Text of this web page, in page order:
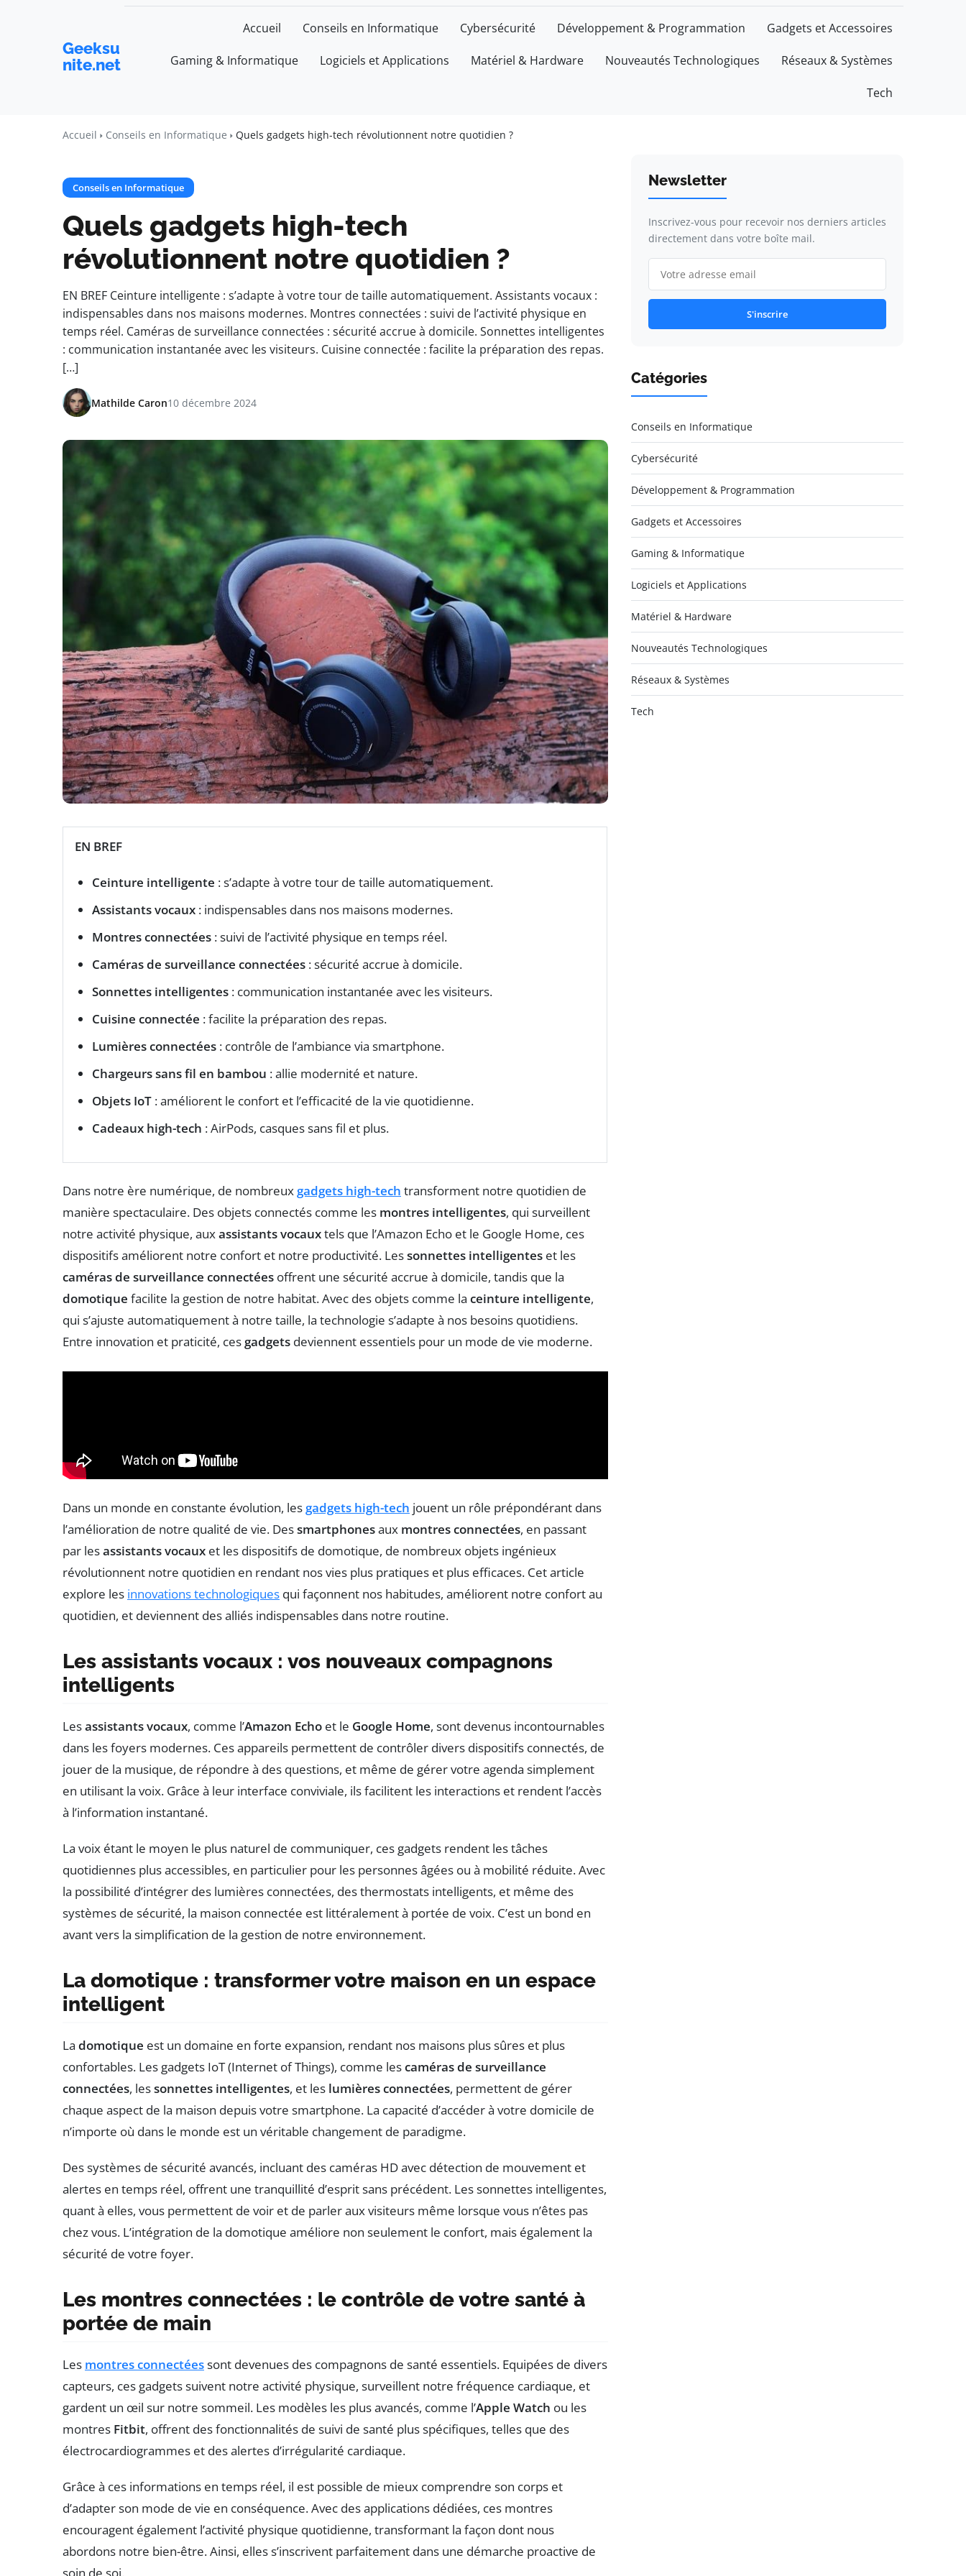
Geeksu
nite.net
Accueil Conseils en Informatique Cybersécurité Développement & Programmation Gadgets et Accessoires
Gaming & Informatique Logiciels et Applications Matériel & Hardware Nouveautés Technologiques Réseaux & Systèmes
Tech
Accueil Conseils en Informatique Quels gadgets high-tech révolutionnent notre quotidien ?
Conseils en Informatique
Quels gadgets high-tech
révolutionnent notre quotidien ?
EN BREF Ceinture intelligente : s’adapte à votre tour de taille automatiquement. Assistants vocaux :
indispensables dans nos maisons modernes. Montres connectées : suivi de l’activité physique en
temps réel. Caméras de surveillance connectées : sécurité accrue à domicile. Sonnettes intelligentes
: communication instantanée avec les visiteurs. Cuisine connectée : facilite la préparation des repas.
[…]
Mathilde Caron10 décembre 2024
EN BREF
Ceinture intelligente : s’adapte à votre tour de taille automatiquement.
Assistants vocaux : indispensables dans nos maisons modernes.
Montres connectées : suivi de l’activité physique en temps réel.
Caméras de surveillance connectées : sécurité accrue à domicile.
Sonnettes intelligentes : communication instantanée avec les visiteurs.
Cuisine connectée : facilite la préparation des repas.
Lumières connectées : contrôle de l’ambiance via smartphone.
Chargeurs sans fil en bambou : allie modernité et nature.
Objets IoT : améliorent le confort et l’efficacité de la vie quotidienne.
Cadeaux high-tech : AirPods, casques sans fil et plus.
Dans notre ère numérique, de nombreux gadgets high-tech transforment notre quotidien de
manière spectaculaire. Des objets connectés comme les montres intelligentes, qui surveillent
notre activité physique, auxassistants vocauxtels que l’Amazon Echo et le Google Home, ces
dispositifs améliorent notre confort et notre productivité. Lessonnettes intelligentes et les
caméras de surveillance connectées offrent une sécurité accrue à domicile, tandis que la
domotique facilite la gestion de notre habitat. Avec des objets comme la ceinture intelligente,
qui s’ajuste automatiquement à notre taille, la technologie s’adapte à nos besoins quotidiens.
Entre innovation et praticité, ces gadgets deviennent essentiels pour un mode de vie moderne.
Dans un monde en constante évolution, les gadgets high-tech jouent un rôle prépondérant dans
l’amélioration de notre qualité de vie. Dessmartphonesaux montres connectées, en passant
par lesassistants vocaux et les dispositifs de domotique, de nombreux objets ingénieux
révolutionnent notre quotidien en rendant nos vies plus pratiques et plus efficaces. Cet article
explore les innovations technologiques qui façonnent nos habitudes, améliorent notre confort au
quotidien, et deviennent des alliés indispensables dans notre routine.
Les assistants vocaux : vos nouveaux compagnons
intelligents
Lesassistants vocaux, comme l’Amazon Echo et le Google Home, sont devenus incontournables
dans les foyers modernes. Ces appareils permettent de contrôler divers dispositifs connectés, de
jouer de la musique, de répondre à des questions, et même de gérer votre agenda simplement
en utilisant la voix. Grâce à leur interface conviviale, ils facilitent les interactions et rendent l’accès
à l’information instantané.
La voix étant le moyen le plus naturel de communiquer, ces gadgets rendent les tâches
quotidiennes plus accessibles, en particulier pour les personnes âgées ou à mobilité réduite. Avec
la possibilité d’intégrer des lumières connectées, des thermostats intelligents, et même des
systèmes de sécurité, la maison connectée est littéralement à portée de voix. C’est un bond en
avant vers la simplification de la gestion de notre environnement.
La domotique : transformer votre maison en un espace
intelligent
La domotique est un domaine en forte expansion, rendant nos maisons plus sûres et plus
confortables. Les gadgets IoT (Internet of Things), comme lescaméras de surveillance
connectées, lessonnettes intelligentes, et les lumières connectées, permettent de gérer
chaque aspect de la maison depuis votre smartphone. La capacité d’accéder à votre domicile de
n’importe où dans le monde est un véritable changement de paradigme.
Des systèmes de sécurité avancés, incluant des caméras HD avec détection de mouvement et
alertes en temps réel, offrent une tranquillité d’esprit sans précédent. Les sonnettes intelligentes,
quant à elles, vous permettent de voir et de parler aux visiteurs même lorsque vous n’êtes pas
chez vous. L’intégration de la domotique améliore non seulement le confort, mais également la
sécurité de votre foyer.
Les montres connectées : le contrôle de votre santé à
portée de main
Les montres connectéessont devenues des compagnons de santé essentiels. Equipées de divers
capteurs, ces gadgets suivent notre activité physique, surveillent notre fréquence cardiaque, et
gardent un œil sur notre sommeil. Les modèles les plus avancés, comme l’Apple Watch ou les
montres Fitbit, offrent des fonctionnalités de suivi de santé plus spécifiques, telles que des
électrocardiogrammes et des alertes d’irrégularité cardiaque.
Grâce à ces informations en temps réel, il est possible de mieux comprendre son corps et
d’adapter son mode de vie en conséquence. Avec des applications dédiées, ces montres
encouragent également l’activité physique quotidienne, transformant la façon dont nous
abordons notre bien-être. Ainsi, elles s’inscrivent parfaitement dans une démarche proactive de
soin de soi.
Newsletter
Inscrivez-vous pour recevoir nos derniers articles
directement dans votre boîte mail.
S'inscrire
Catégories
Conseils en Informatique
Cybersécurité
Développement & Programmation
Gadgets et Accessoires
Gaming & Informatique
Logiciels et Applications
Matériel & Hardware
Nouveautés Technologiques
Réseaux & Systèmes
Tech